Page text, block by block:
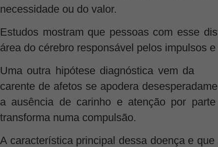
necessidade ou do valor.
Estudos mostram que pessoas com esse
área do cérebro responsável pelos impulsos
Uma outra hipótese diagnóstica vem da
carente de afetos se apodera
a ausência de carinho e atenção por
transforma numa compulsão.
A característica principal dessa doença e